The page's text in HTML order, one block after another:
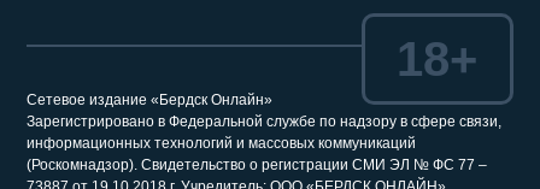
Сетевое издание «Бердск Онлайн»
Зарегистрировано в Федеральной службе по надзору в сфере связи,
информационных технологий и массовых коммуникаций
(Роскомнадзор). Свидетельство о регистрации СМИ ЭЛ № ФС 77 –
18+